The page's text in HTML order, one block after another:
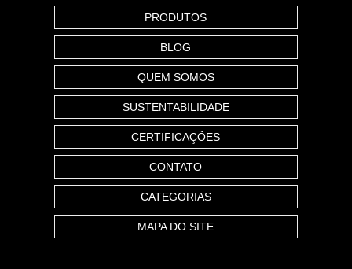
PRODUTOS
BLOG
QUEM SOMOS
SUSTENTABILIDADE
CERTIFICAÇÕES
CONTATO
CATEGORIAS
MAPA DO SITE